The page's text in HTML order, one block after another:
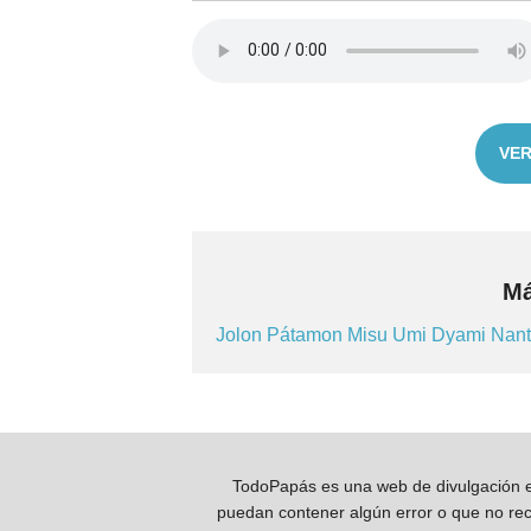
Jolon Pátamon Misu Umi Dyami
TodoPapás es una web de
puedan contener algún error o que no